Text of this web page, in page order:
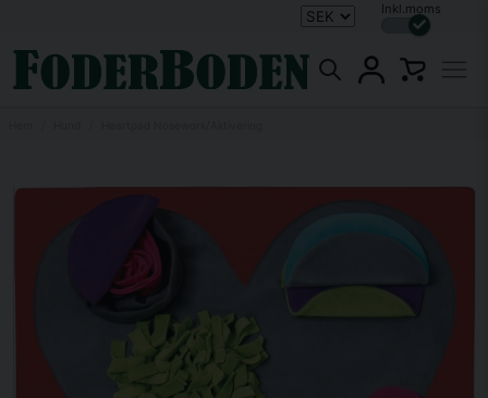
Inkl.moms